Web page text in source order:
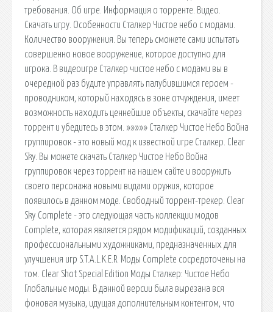
требования. Об игре. Информация о торренте. Видео.
Скачать игру. Особенности Сталкер Чистое небо с модами.
Количество вооружения. Вы теперь сможете сами испытать
совершенно новое вооружение, которое доступно для
игрока. В видеоигре Сталкер чистое небо с модами вы в
очередной раз будите управлять палубившимся героем -
проводником, который находясь в зоне отчуждения, имеет
возможность находить ценнейшие объекты, скачайте через
торрент и убедитесь в этом. »»»»» Сталкер Чистое Небо Война
группировок - это новый мод к известной игре Сталкер. Clear
Sky. Вы можете скачать Сталкер Чистое Небо Война
группировок через торрент на нашем сайте и вооружить
своего персонажа новыми видами оружия, которое
появилось в данном моде. Свободный торрент-трекер. Clear
Sky Complete - это следующая часть коллекции модов
Complete, которая является рядом модификаций, созданных
профессиональными художниками, предназначенных для
улучшения игр S.T.A.L.K.E.R. Моды Complete сосредоточены на
том. Clear Shot Special Edition Моды Сталкер: Чистое Небо
Глобальные моды. В данной версии была вырезана вся
фоновая музыка, идущая дополнительным контентом, что